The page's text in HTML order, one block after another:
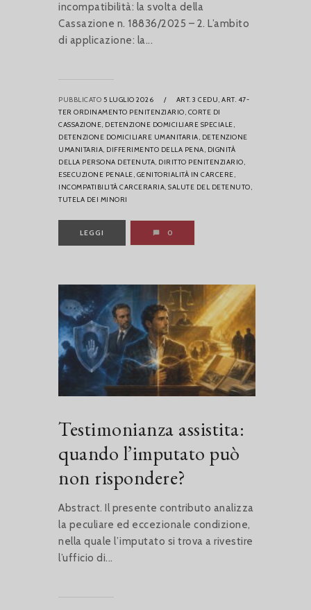
incompatibilità: la svolta della
Cassazione n. 18836/2025 – 2. L’ambito
di applicazione: la...
PUBBLICATO 5 LUGLIO 2026 / ART. 3 CEDU, ART. 47-
TER ORDINAMENTO PENITENZIARIO, CORTE DI
CASSAZIONE, DETENZIONE DOMICILIARE SPECIALE,
DETENZIONE DOMICILIARE UMANITARIA, DETENZIONE
UMANITARIA, DIFFERIMENTO DELLA PENA, DIGNITÀ
DELLA PERSONA DETENUTA, DIRITTO PENITENZIARIO,
ESECUZIONE PENALE, GENITORIALITÀ IN CARCERE,
INCOMPATIBILITÀ CARCERARIA, SALUTE DEL DETENUTO,
TUTELA DEI MINORI
LEGGI 0
Testimonianza assistita:
quando l’imputato può
non rispondere?
Abstract. Il presente contributo analizza
la peculiare ed eccezionale condizione,
nella quale l’imputato si trova a rivestire
l’ufficio di...